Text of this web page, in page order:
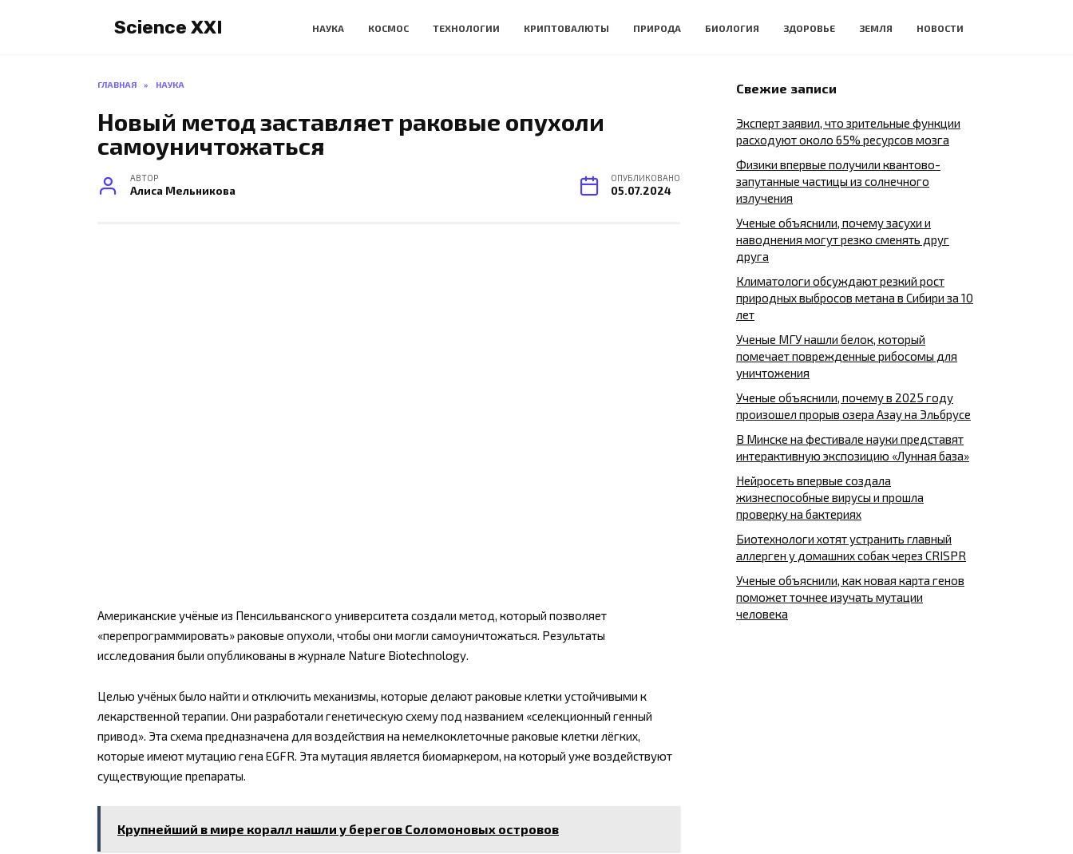
Science XXI НАУКА КОСМОС ТЕХНОЛОГИИ КРИПТОВАЛЮТЫ ПРИРОДА БИОЛОГИЯ ЗДОРОВЬЕ ЗЕМЛЯ НОВОСТИ
ГЛАВНАЯ » НАУКА
Новый метод заставляет раковые опухоли
самоуничтожаться
АВТОР
Алиса Мельникова
ОПУБЛИКОВАНО
05.07.2024
Американские учёные из Пенсильванского университета создали метод, который позволяет
«перепрограммировать» раковые опухоли, чтобы они могли самоуничтожаться. Результаты
исследования были опубликованы в журнале Nature Biotechnology.
Целью учёных было найти и отключить механизмы, которые делают раковые клетки устойчивыми к
лекарственной терапии. Они разработали генетическую схему под названием «селекционный генный
привод». Эта схема предназначена для воздействия на немелкоклеточные раковые клетки лёгких,
которые имеют мутацию гена EGFR. Эта мутация является биомаркером, на который уже воздействуют
существующие препараты.
Крупнейший в мире коралл нашли у берегов Соломоновых островов
Свежие записи
Эксперт заявил, что зрительные функции
расходуют около 65% ресурсов мозга
Физики впервые получили квантово-
запутанные частицы из солнечного
излучения
Ученые объяснили, почему засухи и
наводнения могут резко сменять друг
друга
Климатологи обсуждают резкий рост
природных выбросов метана в Сибири за 10
лет
Ученые МГУ нашли белок, который
помечает поврежденные рибосомы для
уничтожения
Ученые объяснили, почему в 2025 году
произошел прорыв озера Азау на Эльбрусе
В Минске на фестивале науки представят
интерактивную экспозицию «Лунная база»
Нейросеть впервые создала
жизнеспособные вирусы и прошла
проверку на бактериях
Биотехнологи хотят устранить главный
аллерген у домашних собак через CRISPR
Ученые объяснили, как новая карта генов
поможет точнее изучать мутации
человека